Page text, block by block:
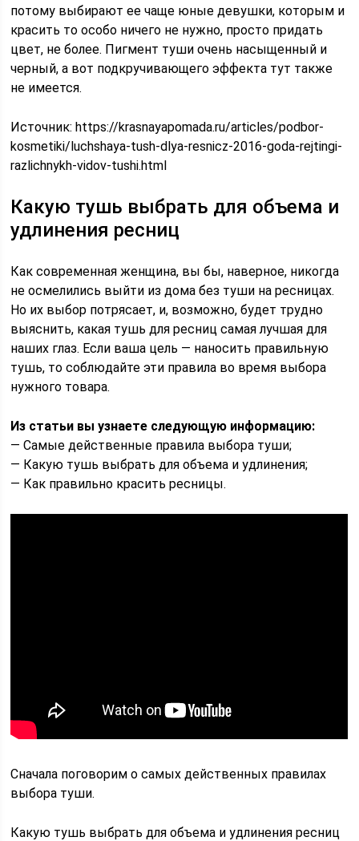
потому выбирают ее чаще юные девушки, которым и
красить то особо ничего не нужно, просто придать
цвет, не более. Пигмент туши очень насыщенный и
черный, а вот подкручивающего эффекта тут также
не имеется.
Источник:https://krasnayapomada.ru/articles/podbor-
kosmetiki/luchshaya-tush-dlya-resnicz-2016-goda-rejtingi-
razlichnykh-vidov-tushi.html
Какую тушь выбрать для объема и
удлинения ресниц
Как современная женщина, вы бы, наверное, никогда
не осмелились выйти из дома без туши на ресницах.
Но их выбор потрясает, и, возможно, будет трудно
выяснить, какая тушь для ресниц самая лучшая для
наших глаз. Если ваша цель — наносить правильную
тушь, то соблюдайте эти правила во время выбора
нужного товара.
Из статьи вы узнаете следующую информацию:
— Самые действенные правила выбора туши;
— Какую тушь выбрать для объема и удлинения;
— Как правильно красить ресницы.
Сначала поговорим о самых действенных правилах
выбора туши.
Какую тушь выбрать для объема и удлинения ресниц